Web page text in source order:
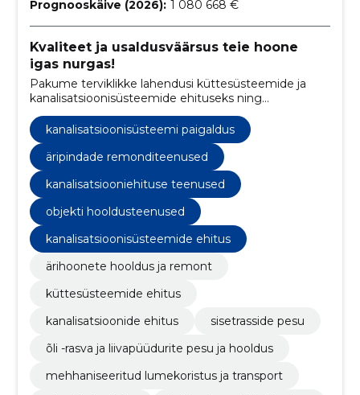
Prognooskäive (2026): 1 080 668 €
Kvaliteet ja usaldusväärsus teie hoone
igas nurgas!
Pakume terviklikke lahendusi küttesüsteemide ja
kanalisatsioonisüsteemide ehituseks ning
hoolduseks.
kanalisatsioonisüsteemi paigaldus
äripindade remonditeenused
kanalisatsiooniehituse teenused
objekti hooldusteenused
kanalisatsioonisüsteemide ehitus
ärihoonete hooldus ja remont
küttesüsteemide ehitus
kanalisatsioonide ehitus
sisetrasside pesu
õli -rasva ja liivapüüdurite pesu ja hooldus
mehhaniseeritud lumekoristus ja transport